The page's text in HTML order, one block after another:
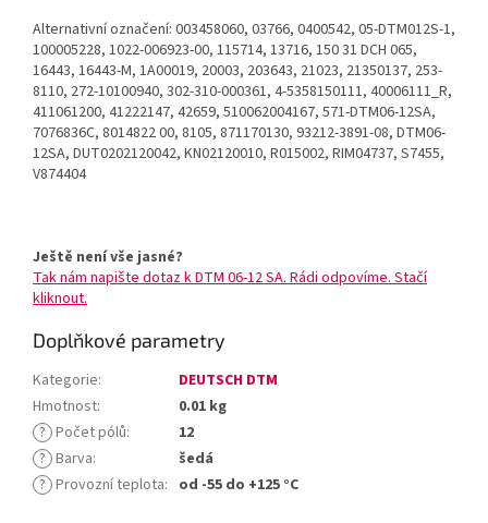
Alternativní označení: 003458060, 03766, 0400542, 05-DTM012S-1,
100005228, 1022-006923-00, 115714, 13716, 150 31 DCH 065,
16443, 16443-M, 1A00019, 20003, 203643, 21023, 21350137, 253-
8110, 272-10100940, 302-310-000361, 4-5358150111, 40006111_R,
411061200, 41222147, 42659, 510062004167, 571-DTM06-12SA,
7076836C, 8014822 00, 8105, 871170130, 93212-3891-08, DTM06-
12SA, DUT0202120042, KN02120010, R015002, RIM04737, S7455,
V874404
Ještě není vše jasné?
Tak nám napište dotaz k DTM 06-12 SA. Rádi odpovíme. Stačí
kliknout.
Doplňkové parametry
Kategorie:
DEUTSCH DTM
Hmotnost:
0.01 kg
? Počet pólů:
12
? Barva:
šedá
? Provozní teplota: od -55 do +125 °C